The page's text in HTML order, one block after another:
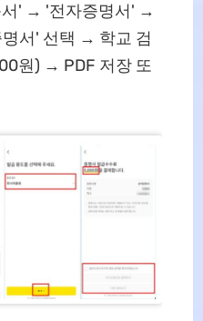
' → '전자증명서' →
서' 선택 → 학교 검
원) → PDF 저장 또